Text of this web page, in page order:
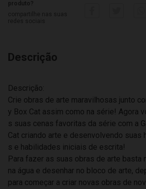
Descrição
Descrição:
Crie obras de arte maravilhosas junto
y Box Cat assim como na série! Agora
s suas cenas favoritas da série com a
Cat criando arte e desenvolvendo suas
s e habilidades iniciais de escrita!
Para fazer as suas obras de arte basta
na água e desenhar no bloco de arte,
para começar a criar novas obras de